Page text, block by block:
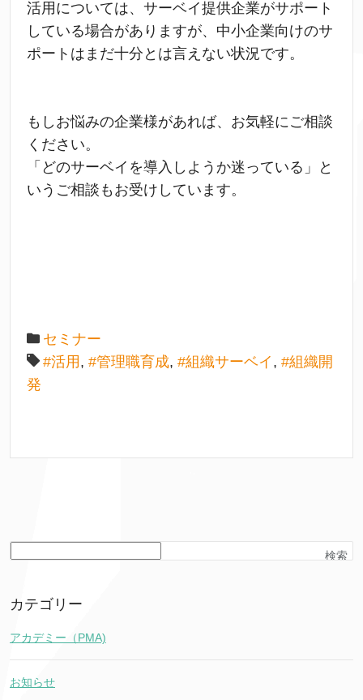
活用については、サーベイ提供企業がサポート
している場合がありますが、中小企業向けのサ
ポートはまだ十分とは言えない状況です。
もしお悩みの企業様があれば、お気軽にご相談
ください。
「どのサーベイを導入しようか迷っている」と
いうご相談もお受けしています。
セミナー
#活用 , #管理職育成, #組織サーベイ , #組織開
発
検索
カテゴリー
アカデミー（PMA)
お知らせ